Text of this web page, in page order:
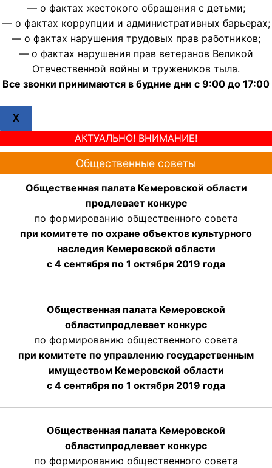
— о фактах жестокого обращения с детьми;
— о фактах коррупции и административных барьерах;
— о фактах нарушения трудовых прав работников;
— о фактах нарушения прав ветеранов Великой
Отечественной войны и тружеников тыла.
Все звонки принимаются в будние дни с 9:00 до 17:00
X
АКТУАЛЬНО! ВНИМАНИЕ!
Общественные советы
Общественная палата Кемеровской области
продлевает конкурс
по формированию общественного совета
при комитете по охране объектов культурного
наследия Кемеровской области
с 4 сентября по 1 октября 2019 года
Общественная палата Кемеровской
областипродлевает конкурс
по формированию общественного совета
при комитете по управлению государственным
имуществом Кемеровской области
с 4 сентября по 1 октября 2019 года
Общественная палата Кемеровской
областипродлевает конкурс
по формированию общественного совета